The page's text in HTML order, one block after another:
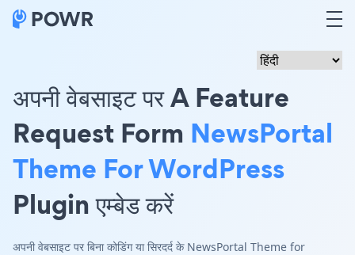
अपनी वेबसाइट पर A Feature
Request Form NewsPortal
Theme For WordPress
Plugin एम्बेड करें
अपनी वेबसाइट पर बिना कोडिंग या सिरदर्द के NewsPortal Theme for